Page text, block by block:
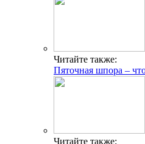
Читайте также:
Пяточная шпора –
Читайте также: